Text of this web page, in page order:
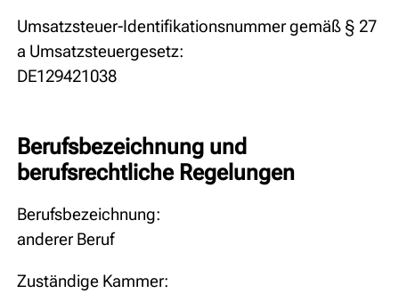
Umsatzsteuer-Identifikationsnummer gemäß § 27
a Umsatzsteuergesetz:
DE129421038
Berufsbezeichnung und
berufsrechtliche Regelungen
Berufsbezeichnung:
anderer Beruf
Zuständige Kammer: